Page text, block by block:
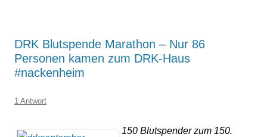
DRK Blutspende Marathon – Nur 86
Personen kamen zum DRK-Haus
#nackenheim
1 Antwort
150 Blutspender zum 150.